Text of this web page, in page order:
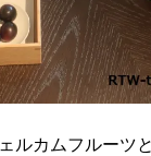
ルカムフルーツ